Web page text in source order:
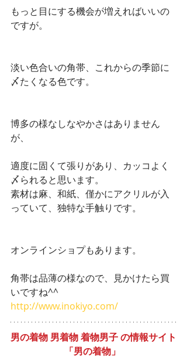
もっと目にする機会が増えればいいの
ですが。
淡い色合いの角帯、これからの季節に
〆たくなる色です。
博多の様なしなやかさはありません
が、
適度に固くて張りがあり、カッコよく
〆られると思います。
素材は麻、和紙、僅かにアクリルが入
っていて、独特な手触りです。
オンラインショプもあります。
角帯は品薄の様なので、見かけたら買
いですね^^
http://www.inokiyo.com/
男の着物 男着物 着物男子 の情報サイト
「男の着物」